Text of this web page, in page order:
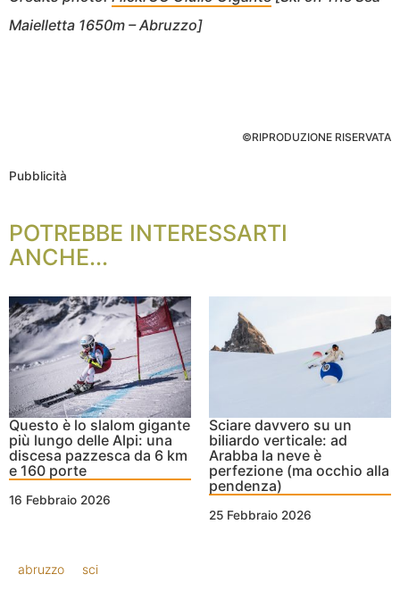
Maielletta 1650m – Abruzzo]
©RIPRODUZIONE RISERVATA
Pubblicità
POTREBBE INTERESSARTI
ANCHE...
Questo è lo slalom gigante
più lungo delle Alpi: una
discesa pazzesca da 6 km
e 160 porte
16 Febbraio 2026
Sciare davvero su un
biliardo verticale: ad
Arabba la neve è
perfezione (ma occhio alla
pendenza)
25 Febbraio 2026
abruzzo sci